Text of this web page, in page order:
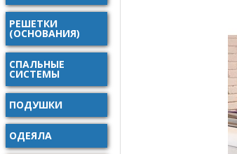
РЕШЕТКИ
(ОСНОВАНИЯ)
СПАЛЬНЫЕ
СИСТЕМЫ
ПОДУШКИ
ОДЕЯЛА